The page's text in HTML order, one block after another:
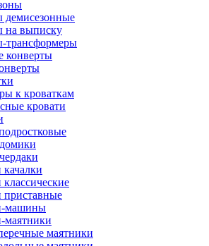
демисезонные
на выписку
трансформеры
конверты
к кроваткам
кровати
приставные
машины
маятники
маятники